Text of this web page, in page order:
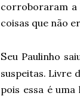
corroboraram a
coisas que não
Seu Paulinho
suspeitas. Livre
pois essa é